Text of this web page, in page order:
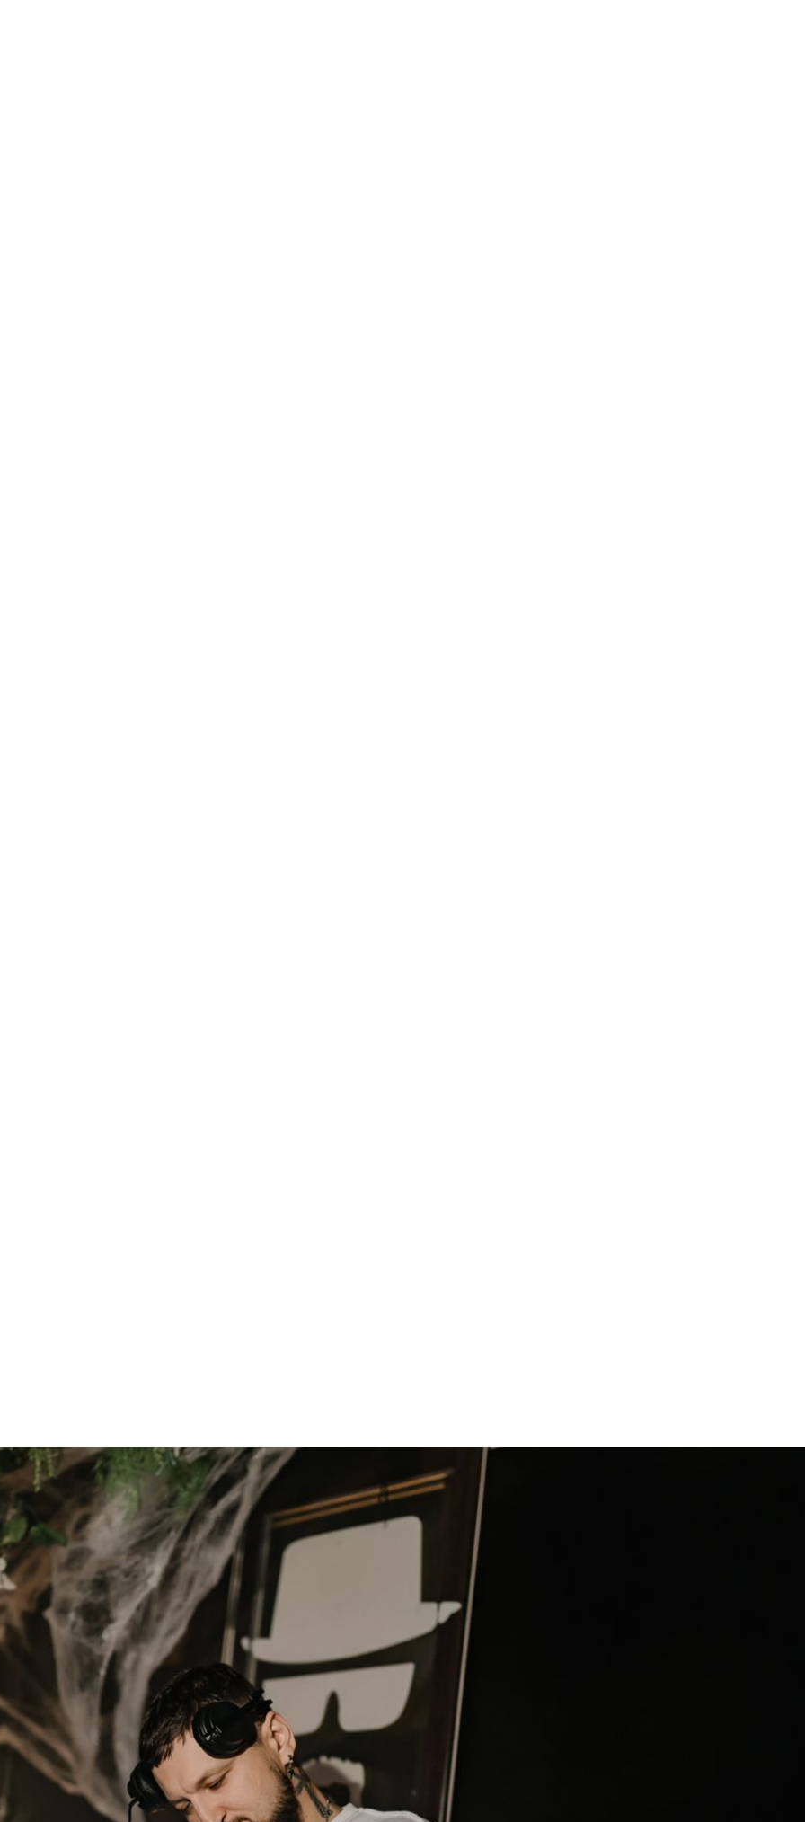
все тяжкие". Интерьер в арт-хаус стиле химической лаборатории mr. Хайзенберга 2 этажа. Открытая и закрытая терасса с
с видом на море. Мексиканская и Европейская кухня уникальной подачей блюд. Насыщенная барная карта, с авторскими
DJ, резиденты бара. Так же приезжают Dj с разных уголков страны. Музыка стиле Deep Tech, House, Techno. FC/Free -
по телефону. Режим работы с 19:00 до 8:00 ежедневно. Бар для всех своих.